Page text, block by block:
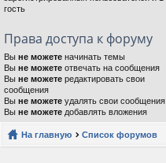
гость
Права доступа к форуму
Вы не можете начинать темы
Вы не можете отвечать на сообщения
Вы не можете редактировать свои
сообщения
Вы не можете удалять свои сообщения
Вы не можете добавлять вложения
На главную Список форумов